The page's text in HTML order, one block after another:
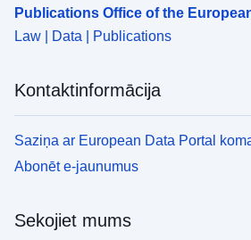
Publications Office of the
Law | Data | Publications
Kontaktinformācija
Saziņa ar European Data Portal
Abonēt e-jaunumus
Sekojiet mums